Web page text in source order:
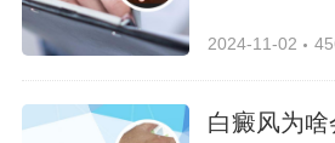
2024-11-02
白癜风为